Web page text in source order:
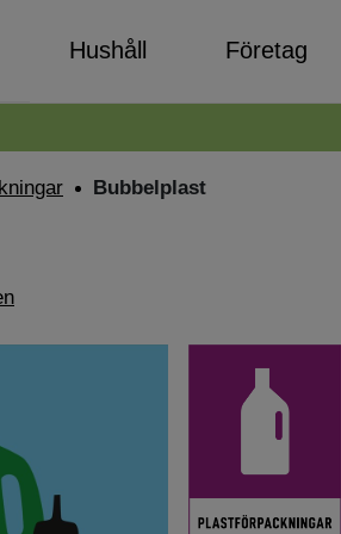
Hushåll Företag
Bubbelplast